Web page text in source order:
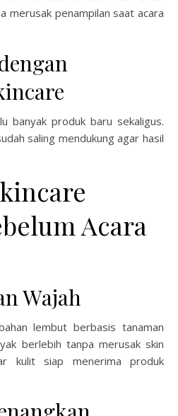
merusak penampilan saat acara
banyak produk baru sekaligus.
saling mendukung agar hasil
Acara
Wajah
lembut berbasis tanaman
berlebih tanpa merusak skin
kulit siap menerima produk